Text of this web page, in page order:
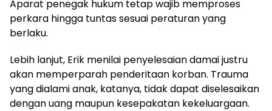
Aparat penegak hukum tetap wajib memproses
perkara hingga tuntas sesuai peraturan yang
berlaku.
Lebih lanjut, Erik menilai penyelesaian damai justru
akan memperparah penderitaan korban. Trauma
yang dialami anak, katanya, tidak dapat diselesaikan
dengan uang maupun kesepakatan kekeluargaan.